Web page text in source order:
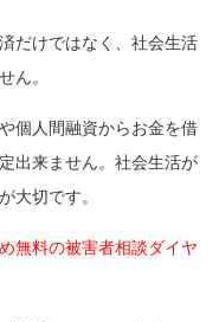
だけではなく、社会生活
ん。
個人間融資からお金を借
出来ません。社会生活が
大切です。
無料の被害者相談ダイヤ